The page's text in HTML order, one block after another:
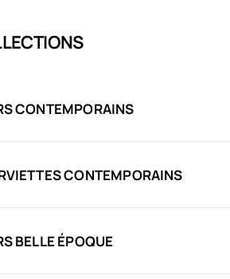
CONTEMPORAINS
CONTEMPORAINS
BELLE ÉPOQUE